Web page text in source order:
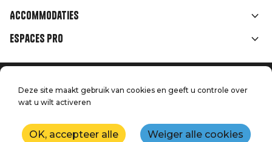
Accommodaties
Espaces Pro
Menu
Juridische informatie
Druk op
Neem contact met ons op
Kaart
Deze site maakt gebruik van cookies en geeft u controle over
wat u wilt activeren
OK, accepteer alle Weiger alle cookies